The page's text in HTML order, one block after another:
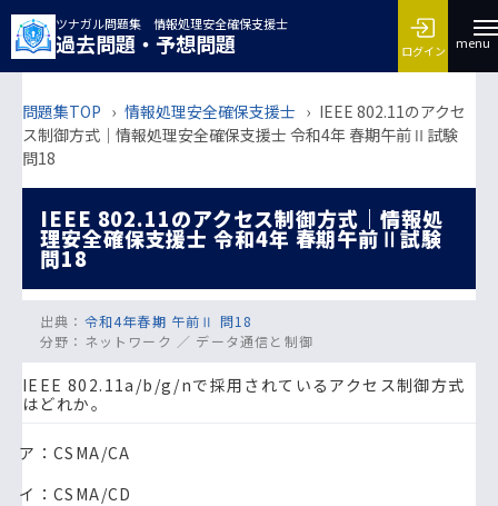
ツナガル問題集 情報処理安全確保支援士
過去問題・予想問題 ログイン menu
問題集TOP › 情報処理安全確保支援士 › IEEE 802.11のアクセ
ス制御方式｜情報処理安全確保支援士 令和4年 春期午前Ⅱ試験
問18
IEEE 802.11のアクセス制御方式｜情報処
理安全確保支援士 令和4年 春期午前Ⅱ試験
問18
出典： 令和4年春期 午前Ⅱ 問18
分野： ネットワーク ／ データ通信と制御
IEEE 802.11a/b/g/nで採用されているアクセス制御方式
はどれか。
ア：CSMA/CA
イ：CSMA/CD